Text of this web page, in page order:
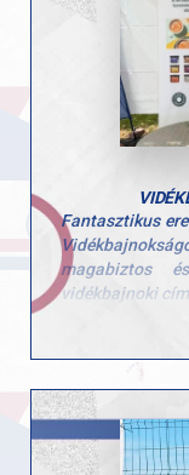
Fantasztikus
magabiztos
vidékbajnoki
A lányok a
zárult.
Szívből
edzőiknek a